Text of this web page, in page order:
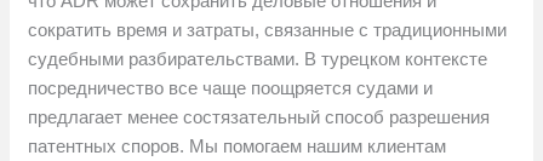
сократить время и затраты, связанные с традиционными
судебными разбирательствами. В турецком контексте
посредничество все чаще поощряется судами и
предлагает менее состязательный способ разрешения
патентных споров. Мы помогаем нашим клиентам